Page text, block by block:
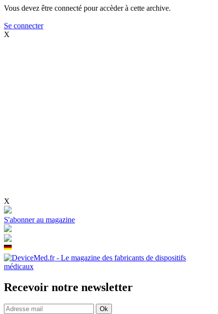
Vous devez être connecté pour accèder à cette archive.
Se connecter
X
X
S'abonner au magazine
Recevoir notre newsletter